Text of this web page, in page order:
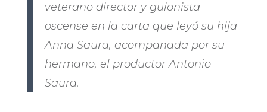
veterano director y guionista
oscense en la carta que leyó su hija
Anna Saura, acompañada por su
hermano, el productor Antonio
Saura.